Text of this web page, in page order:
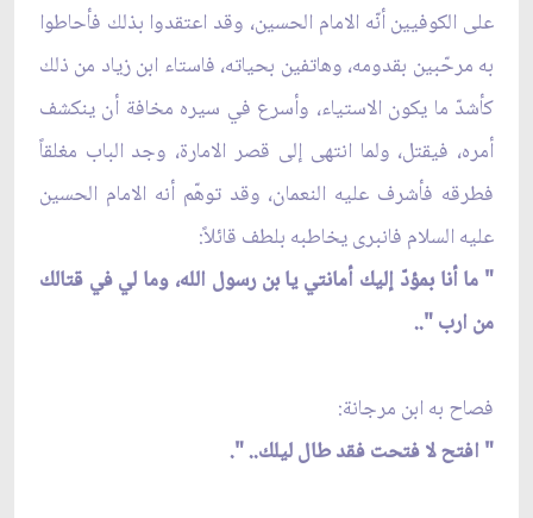
على الكوفيين أنّه الامام الحسين، وقد اعتقدوا بذلك فأحاطوا
به مرحّبين بقدومه، وهاتفين بحياته، فاستاء ابن زياد من ذلك
كأشدّ ما يكون الاستياء، وأسرع في سيره مخافة أن ينكشف
أمره، فيقتل، ولما انتهى إلى قصر الامارة، وجد الباب مغلقاً
فطرقه فأشرف عليه النعمان، وقد توهّم أنه الامام الحسين
عليه السلام فانبرى يخاطبه بلطف قائلاً:
" ما أنا بمؤدّ إليك أمانتي يا بن رسول الله، وما لي في قتالك
من ارب "..
فصاح به ابن مرجانة:
" افتح لا فتحت فقد طال ليلك.. ".